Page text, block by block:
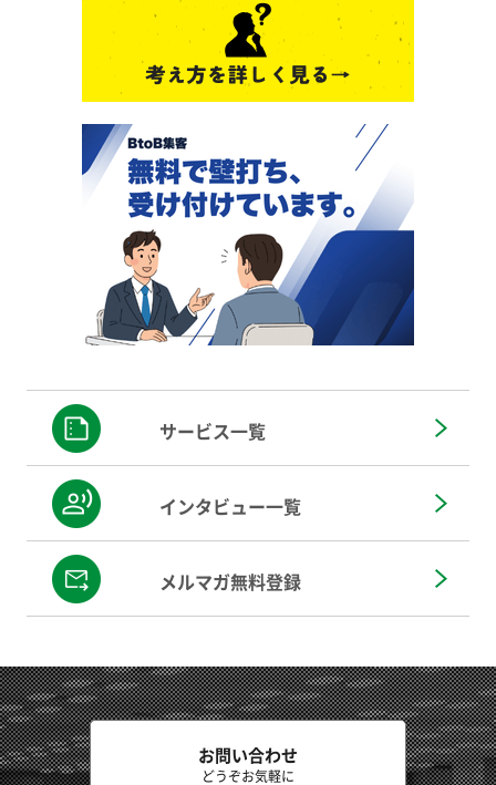
サービス一覧
インタビュー一覧
メルマガ無料登録
お問い合わせ
どうぞお気軽に